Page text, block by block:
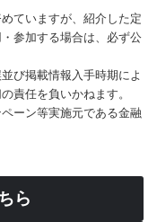
ていますが、紹介した定
参加する場合は、必ず公
び掲載情報入手時期によ
責任を負いかねます。
ーン等実施元である金融
ら